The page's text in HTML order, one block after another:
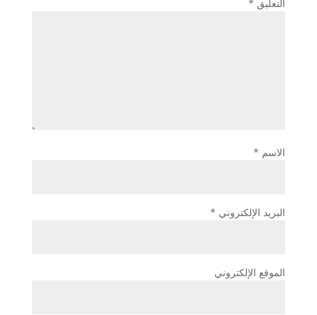
التعليق *
الاسم *
البريد الإلكتروني *
الموقع الإلكتروني